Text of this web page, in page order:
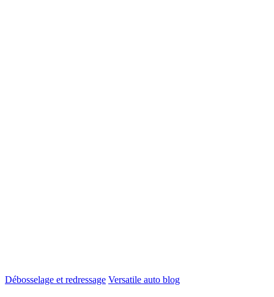
Débosselage et redressage Versatile auto blog